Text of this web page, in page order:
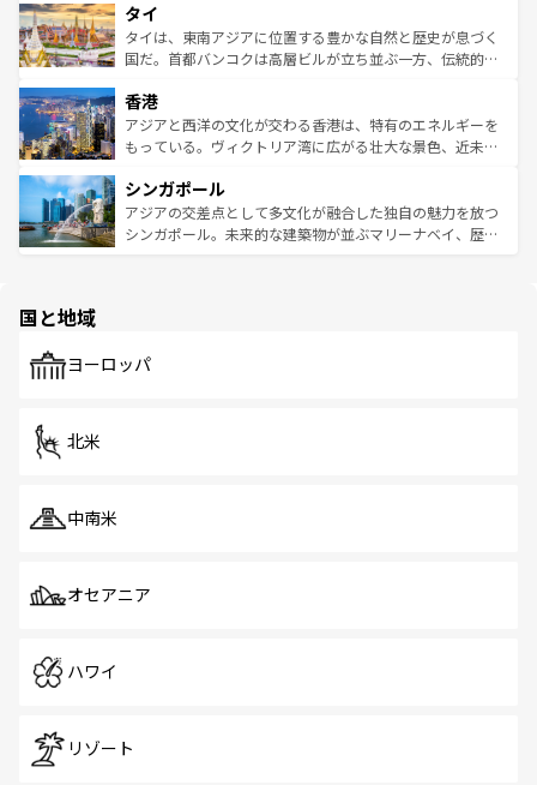
リティに包まれながら、韓国の多彩な魅力を心ゆくまで味
わってみてほしい。 なお、新着の韓国情報はコンテンツ一
覧を参照してほしい。
急速な発展と共に伝統が息づく。ハノイの古い町並みやホ
ーチミン市のフランス統治時代の建物も、独特の雰囲気を
醸し出している。また、バラエティの豊かさとおいしさで
とつ。フォーやバインミー、ベトナムコーヒーなどは、ぜ
ひ現地で味わいたい。どの地域を訪れてもあたたかい人々
が旅行者を迎えてくれるので、きっと忘れられない旅にな
参照してほしい。
タイ
タイは、東南アジアに位置する豊かな自然と歴史が息づく
国だ。首都バンコクは高層ビルが立ち並ぶ一方、伝統的な
の活気が交差している。北部ではチェンマイなどの山岳地
帯で自然と触れ合い、南部ではプーケットやクラビの美し
いビーチでリゾート気分を楽しむことができる。タイ料理
激する。気候は一年中温暖で、どの季節にも異なる楽しみ
が待っている。親しみやすいタイの人々、仏教を中心とし
た文化、そして多様な観光資源が、訪れる旅人を魅了し続
香港
アジアと西洋の文化が交わる香港は、特有のエネルギーを
もっている。ヴィクトリア湾に広がる壮大な景色、近未来
み、どこを訪れても感動するはず。観光スポットが密集し
ており、効率よく見どころを回れるのも魅力。息をのむよ
うな絶景から文化的な体験まで、香港を存分に楽しみ尽く
シンガポール
アジアの交差点として多文化が融合した独自の魅力を放つ
シンガポール。未来的な建築物が並ぶマリーナベイ、歴史
で、ホーカーズは地元の風情を楽しめる外せないスポット
国と地域
ヨーロッパ
北米
中南米
オセアニア
ハワイ
リゾート